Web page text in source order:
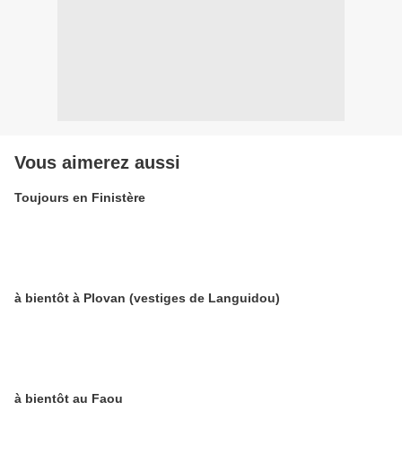
Vous aimerez aussi
Toujours en Finistère
à bientôt à Plovan (vestiges de Languidou)
à bientôt au Faou